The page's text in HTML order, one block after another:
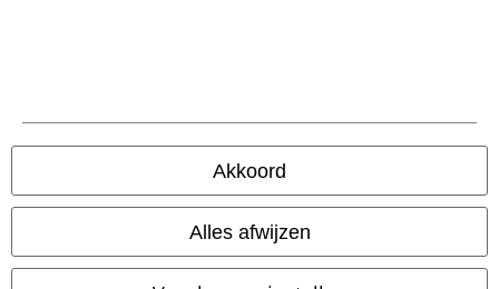
Akkoord
Alles afwijzen
© 1986-2026 Large Popmerchandising B.V.
Onze online shops